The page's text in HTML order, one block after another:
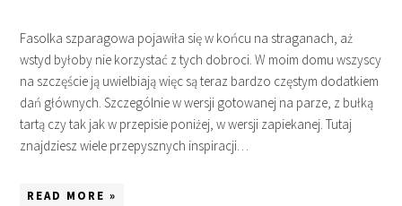
Fasolka szparagowa pojawiła się w końcu na straganach, aż
wstyd byłoby nie korzystać z tych dobroci. W moim domu wszyscy
na szczęście ją uwielbiają więc są teraz bardzo częstym dodatkiem
dań głównych. Szczególnie w wersji gotowanej na parze, z bułką
tartą czy tak jak w przepisie poniżej, w wersji zapiekanej. Tutaj
znajdziesz wiele przepysznych inspiracji…
READ MORE »